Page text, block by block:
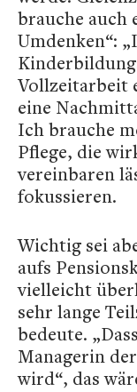
brauche auch
Umdenken“:
Vollzeitarbeit
eine
Ich brauche
Pflege, die
vereinbaren
fokussieren.
Wichtig sei
aufs
vielleicht
sehr lange
bedeute.
Managerin
wird“, das